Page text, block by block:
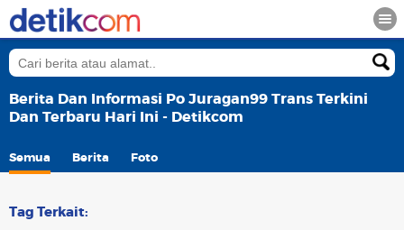
Berita Dan Informasi Po Juragan99 Trans Terkini
Dan Terbaru Hari Ini - Detikcom
Semua Berita Foto
Tag Terkait: